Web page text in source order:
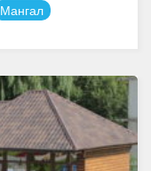
Мангал